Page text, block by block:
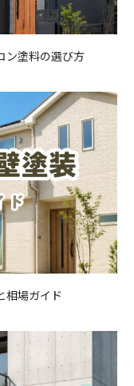
ン塗料の選び方
相場ガイド